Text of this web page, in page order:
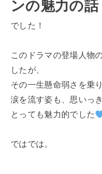
ンの魅力の話
でした！
このドラマの登場人物
したが、
その一生懸命弱さを乗
涙を流す姿も、思いっ
とっても魅力的でした
ではでは。